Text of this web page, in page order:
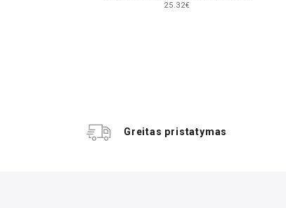
25.32€
Greitas pristatymas